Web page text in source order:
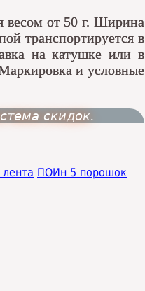
весом от 50 г. Ширина
транспортируется в
на катушке или в
и условные
скидок.
ПОИн 5 порошок